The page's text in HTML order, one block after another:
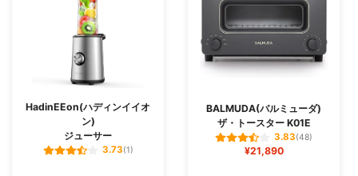
HadinEEon(ハディンイイオ
ン)
ジューサー
3.73(1)
BALMUDA(バルミューダ)
ザ・トースター K01E
3.83(48)
¥21,890